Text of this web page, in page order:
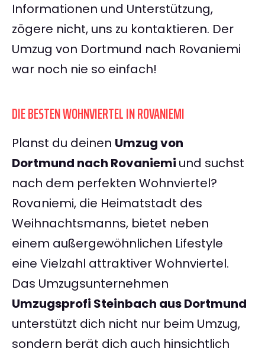
Informationen und Unterstützung,
zögere nicht, uns zu kontaktieren. Der
Umzug von Dortmund nach Rovaniemi
war noch nie so einfach!
DIE BESTEN WOHNVIERTEL IN ROVANIEMI
Planst du deinen Umzug von
Dortmund nach Rovaniemi und suchst
nach dem perfekten Wohnviertel?
Rovaniemi, die Heimatstadt des
Weihnachtsmanns, bietet neben
einem außergewöhnlichen Lifestyle
eine Vielzahl attraktiver Wohnviertel.
Das Umzugsunternehmen
Umzugsprofi Steinbach aus Dortmund
unterstützt dich nicht nur beim Umzug,
sondern berät dich auch hinsichtlich